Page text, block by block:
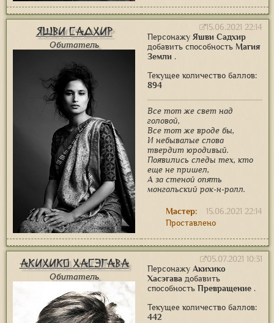
Яшви Садхир
Обитатель
15.06.2021 22:14
Персонажу Яшви Садхир
добавить способность Магия
Земли .
Текущее количество баллов:
894
Все тот же свет над
головой,
Все тот же вроде бы,
И небывалые слова
твердит юродивый.
Появились следы тех, кто
еще не пришел,
А за стеной опять
монгольский рок-н-ролл.
15.06.2021 22:14
Мастер:
Проставлено
Акихико Хасэгава
Обитатель
05.07.2021 10:31
Персонажу Акихико
Хасэгава добавить
способность Превращение .
Текущее количество баллов:
442